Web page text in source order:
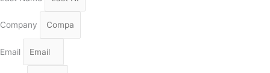
Company
Email